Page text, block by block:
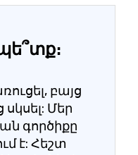
բայց
Մեր
գործիքը
է: Հեշտ